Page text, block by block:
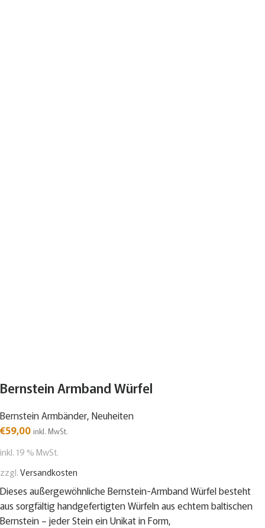
Bernstein Armband Würfel
Bernstein Armbänder, Neuheiten
€59,00 inkl. MwSt.
inkl. 19 % MwSt.
zzgl.Versandkosten
Dieses außergewöhnliche Bernstein-Armband Würfel besteht
aus sorgfältig handgefertigten Würfeln aus echtem baltischen
Bernstein – jeder Stein ein Unikat in Form,